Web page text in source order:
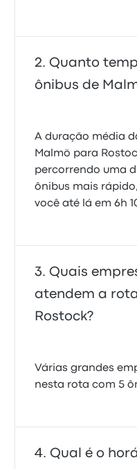
Quanto
ônibus de
A duração média
Malmö para
percorrendo uma
ônibus mais
você até lá em 6h
Quais
atendem a
Rostock?
Várias grandes
nesta rota com 5
Qual é o